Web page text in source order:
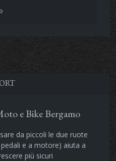
e Bike Bergamo
da piccoli le due ruote
pedali e a motore) aiuta a
più sicuri